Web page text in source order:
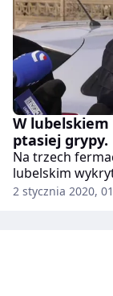
W
ptasiej grypy.
Na trzech
lubelskim
tys. indyków.
2 stycznia 2020,